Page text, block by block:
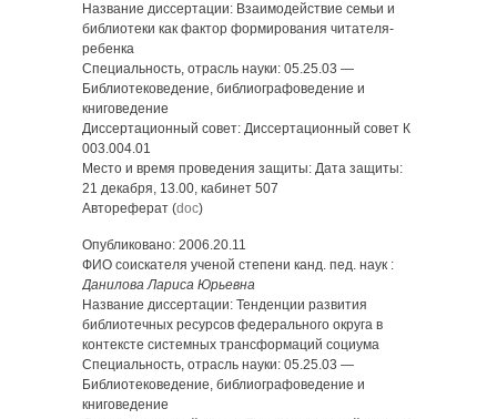
Название диссертации: Взаимодействие семьи и
библиотеки как фактор формирования читателя-
ребенка
Специальность, отрасль науки: 05.25.03 —
Библиотековедение, библиографоведение и
книговедение
Диссертационный совет: Диссертационный совет К
003.004.01
Место и время проведения защиты: Дата защиты:
21 декабря, 13.00, кабинет 507
Автореферат (doc)
Опубликовано: 2006.20.11
ФИО соискателя ученой степени канд. пед. наук :
Данилова Лариса Юрьевна
Название диссертации: Тенденции развития
библиотечных ресурсов федерального округа в
контексте системных трансформаций социума
Специальность, отрасль науки: 05.25.03 —
Библиотековедение, библиографоведение и
книговедение